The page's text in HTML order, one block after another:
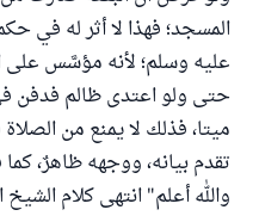
المسجد؛ فهذا لا أثر له في
عليه وسلم؛ لأنه مؤسَّس على
حتى ولو اعتدى ظالم فدفن
ميتا، فذلك لا يمنع من
تقدم بيانه، ووجهه ظاهرٌ،
والله أعلم" انتهى كلام الشيخ